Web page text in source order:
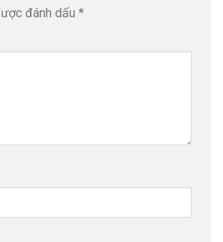
đánh dấu *